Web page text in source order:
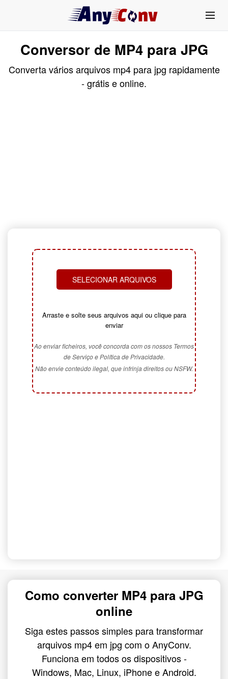
Conversor de MP4 para JPG
Converta vários arquivos mp4 para jpg rapidamente
- grátis e online.
SELECIONAR ARQUIVOS
Arraste e solte seus arquivos aqui ou clique para
enviar
Ao enviar ficheiros, você concorda com os nossos Termos
de Serviço e Política de Privacidade.
Não envie conteúdo ilegal, que infrinja direitos ou NSFW.
Como converter MP4 para JPG
online
Siga estes passos simples para transformar
arquivos mp4 em jpg com o AnyConv.
Funciona em todos os dispositivos -
Windows, Mac, Linux, iPhone e Android.